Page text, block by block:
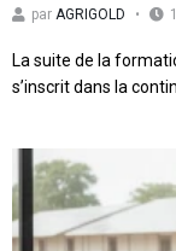
par AGRIGOLD
La suite de la
s’inscrit dans la